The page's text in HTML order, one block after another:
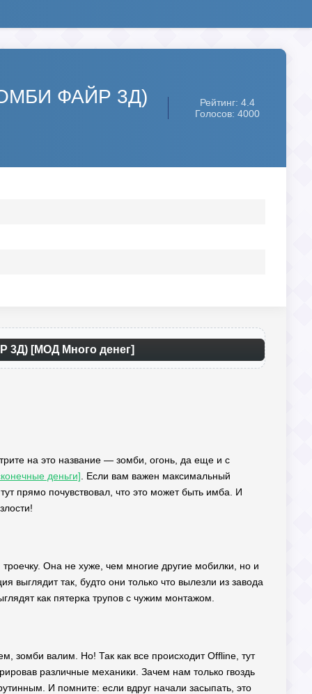
ФАЙР 3Д)
Рейтинг: 4.4
Голосов: 4000
3Д) [МОД Много денег]
на это название — зомби, огонь, да еще и с
деньги] . Если вам важен максимальный
прямо почувствовал, что это может быть имба. И
Она не хуже, чем многие другие мобилки, но и
выглядит так, будто они только что вылезли из завода
как пятерка трупов с чужим монтажом.
зомби валим. Но! Так как все происходит Offline, тут
различные механики. Зачем нам только гвоздь
И помните: если вдруг начали засыпать, это